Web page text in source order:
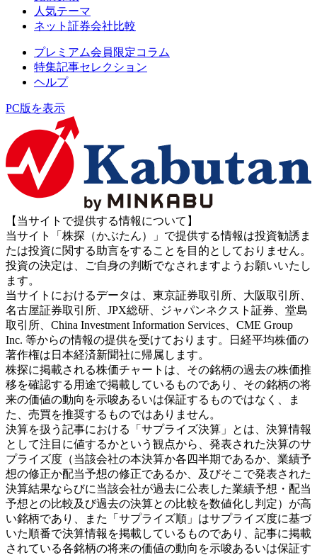
人気テーマ
ネット証券会社比較
プレミアム会員限定コラム
特集記事セレクション
ヘルプ
PC版を表示
【当サイトで提供する情報について】
当サイト「株探（かぶたん）」で提供する情報は投資勧誘ま
たは投資に関する助言をすることを目的としておりません。
投資の決定は、ご自身の判断でなされますようお願いいたし
ます。
当サイトにおけるデータは、東京証券取引所、大阪取引所、
名古屋証券取引所、JPX総研、ジャパンネクスト証券、堂島
取引所、China Investment Information Services、CME Group
Inc. 等からの情報の提供を受けております。日経平均株価の
著作権は日本経済新聞社に帰属します。
株探に掲載される株価チャートは、その銘柄の過去の株価推
移を確認する用途で掲載しているものであり、その銘柄の将
来の価値の動向を示唆あるいは保証するものではなく、ま
た、売買を推奨するものではありません。
決算を扱う記事における「サプライズ決算」とは、決算情報
として注目に値するかという観点から、発表された決算のサ
プライズ度（当該会社の本決算か各四半期であるか、業績予
想の修正か配当予想の修正であるか、及びそこで発表された
決算結果ならびに当該会社が過去に公表した業績予想・配当
予想との比較及び過去の決算との比較を数値化し判定）が高
い銘柄であり、また「サプライズ順」はサプライズ度に基づ
いた順番で決算情報を掲載しているものであり、記事に掲載
されている各銘柄の将来の価値の動向を示唆あるいは保証す